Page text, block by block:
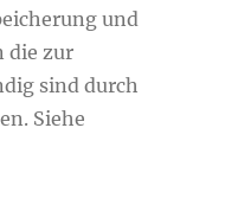
und
die zur
sind durch
Siehe